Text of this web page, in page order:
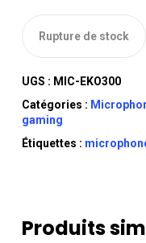
Rupture de stock
UGS : MIC-EKO300
Catégories :
gaming
Étiquettes :
Produits